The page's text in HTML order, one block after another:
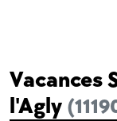
Vacances
l'Agly